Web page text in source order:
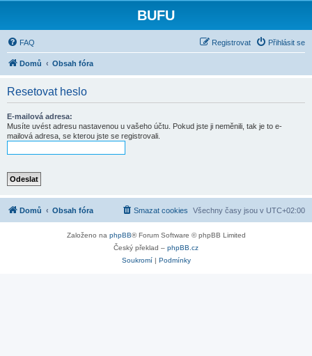
BUFU
FAQ Přihlásit se
Registrovat
Domů Obsah fóra
Resetovat heslo
E-mailová adresa:
Musíte uvést adresu nastavenou u vašeho účtu. Pokud jste ji neměnili, tak je to e-
mailová adresa, se kterou jste se registrovali.
Domů Obsah fóra Všechny časy jsou v UTC+02:00
Smazat cookies
Založeno na phpBB® Forum Software © phpBB Limited
Český překlad – phpBB.cz
Soukromí| Podmínky